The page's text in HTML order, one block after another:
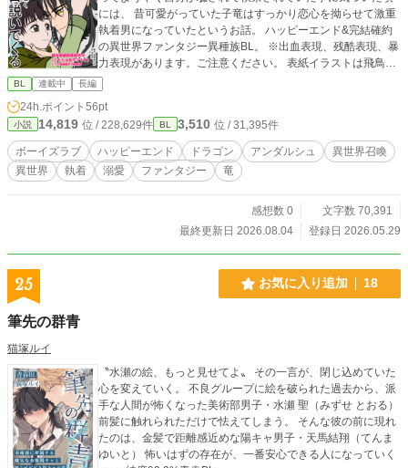
には、 昔可愛がっていた子竜はすっかり恋心を拗らせて激重
執着男になっていたというお話。 ハッピーエンド&完結確約
の異世界ファンタジー異種族BL。 ※出血表現、残酷表現、暴
力表現があります。ご注意ください。 表紙イラストは飛鳥居
様にお願いしています。 https://x.com/asukai_wolf
BL 連載中 長編
24h.ポイント 56pt
小説 14,819 位 / 228,629件 BL 3,510 位 / 31,395件
ボーイズラブ ハッピーエンド ドラゴン アンダルシュ
異世界召喚
異世界
執着 溺愛 ファンタジー 竜
感想数 0
文字数 70,391
最終更新日 2026.08.04
登録日 2026.05.29
25 お気に入り追加 18
筆先の群青
猫塚ルイ
〝水瀬の絵、もっと見せてよ〟 その一言が、閉じ込めていた
心を変えていく。 不良グループに絵を破られた過去から、派
手な人間が怖くなった美術部男子・水瀬 聖（みずせ とおる）
前髪に触れられただけで怯えてしまう。 そんな彼の前に現れ
たのは、金髪で距離感近めな陽キャ男子・天馬結翔（てんま
ゆいと） 怖いはずの存在が、一番安心できる人になっていく